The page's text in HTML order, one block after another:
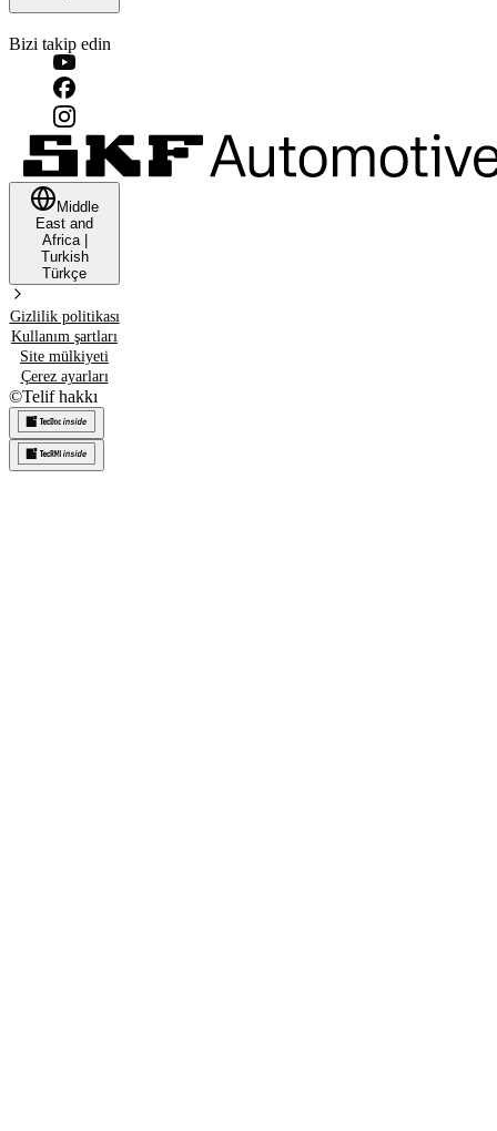
Bizi takip edin
Middle
East and
Africa|
Turkish
Türkçe
Gizlilik politikası
Kullanım şartları
Site mülkiyeti
Çerez ayarları
©Telif hakkı